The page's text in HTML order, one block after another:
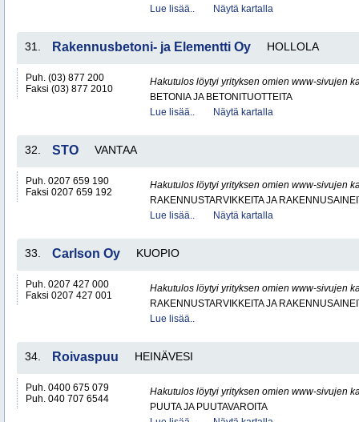
Lue lisää..
Näytä kartalla
31. Rakennusbetoni- ja Elementti Oy HOLLOLA
Puh. (03) 877 200
Faksi (03) 877 2010
Hakutulos löytyi yrityksen omien www-sivujen
BETONIA JA BETONITUOTTEITA
Lue lisää..
Näytä kartalla
32. STO VANTAA
Puh. 0207 659 190
Faksi 0207 659 192
Hakutulos löytyi yrityksen omien www-sivujen
RAKENNUSTARVIKKEITA JA
Lue lisää..
Näytä kartalla
33. Carlson Oy KUOPIO
Puh. 0207 427 000
Faksi 0207 427 001
Hakutulos löytyi yrityksen omien www-sivujen
RAKENNUSTARVIKKEITA JA
Lue lisää..
34. Roivaspuu HEINÄVESI
Puh. 0400 675 079
Puh. 040 707 6544
Hakutulos löytyi yrityksen omien www-sivujen
PUUTA JA PUUTAVAROITA